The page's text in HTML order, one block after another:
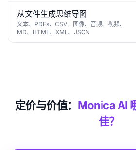
从文件生成思维导图
文本、PDFs、CSV、图像、音频、视频、
MD、HTML、XML、JSON
定价与价值： Monica AI
佳？